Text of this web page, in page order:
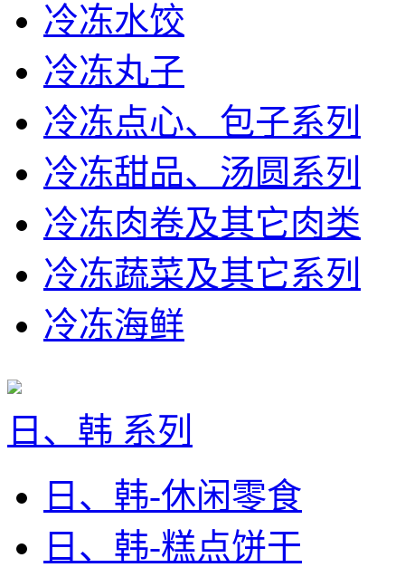
冷冻水饺
冷冻丸子
冷冻点心、包子系列
冷冻甜品、汤圆系列
冷冻肉卷及其它肉类
冷冻蔬菜及其它系列
冷冻海鲜
日、韩 系列
日、韩-休闲零食
日、韩-糕点饼干